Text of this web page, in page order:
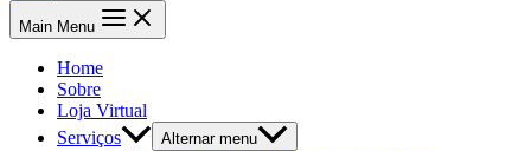
Main Menu
Home
Sobre
Loja Virtual
Serviços
Alternar menu